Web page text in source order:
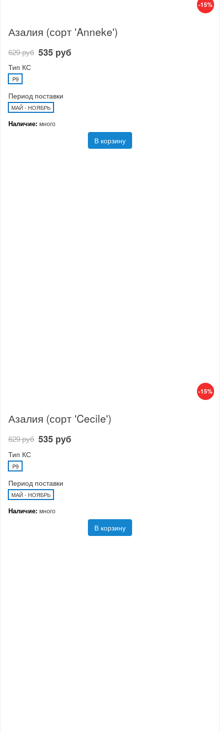
-15%
Азалия (сорт 'Anneke')
629 руб 535 руб
Тип КС
P9
Период поставки
МАЙ - НОЯБРЬ
Наличие: много
В корзину
-15%
Азалия (сорт 'Cecile')
629 руб 535 руб
Тип КС
P9
Период поставки
МАЙ - НОЯБРЬ
Наличие: много
В корзину